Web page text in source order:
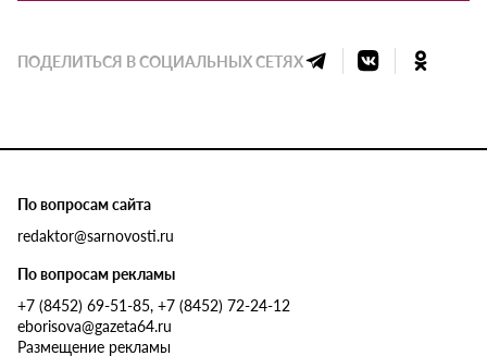
ПОДЕЛИТЬСЯ В СОЦИАЛЬНЫХ СЕТЯХ
По вопросам сайта
redaktor@sarnovosti.ru
По вопросам рекламы
+7 (8452) 69-51-85, +7 (8452) 72-24-12
eborisova@gazeta64.ru
Размещение рекламы